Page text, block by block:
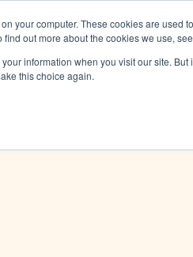
your computer. These cookies are
out more about the cookies we use,
information when you visit our site.
this choice again.